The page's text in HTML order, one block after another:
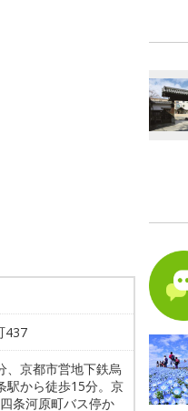
437
、京都市営地下鉄烏
駅から徒歩15分。京
条河原町バス停か